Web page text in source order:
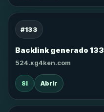
#133
Backlink generado 133
524.xg4ken.com
SI Abrir